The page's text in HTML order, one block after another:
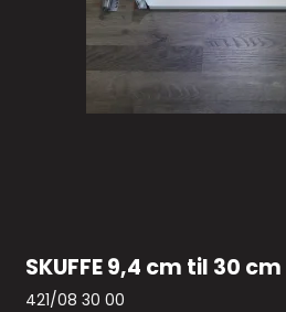
SKUFFE 9,4 cm til 30
421/08 30 00